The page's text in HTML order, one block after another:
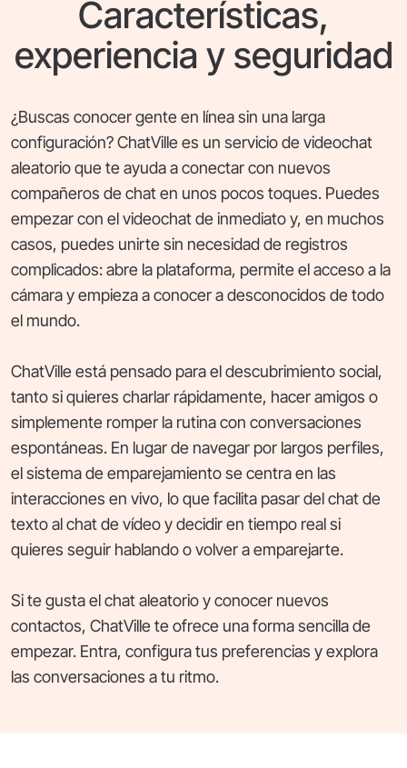
Características,
experiencia y seguridad
¿Buscas conocer gente en línea sin una larga
configuración? ChatVille es un servicio de videochat
aleatorio que te ayuda a conectar con nuevos
compañeros de chat en unos pocos toques. Puedes
empezar con el videochat de inmediato y, en muchos
casos, puedes unirte sin necesidad de registros
complicados: abre la plataforma, permite el acceso a la
cámara y empieza a conocer a desconocidos de todo
el mundo.
ChatVille está pensado para el descubrimiento social,
tanto si quieres charlar rápidamente, hacer amigos o
simplemente romper la rutina con conversaciones
espontáneas. En lugar de navegar por largos perfiles,
el sistema de emparejamiento se centra en las
interacciones en vivo, lo que facilita pasar del chat de
texto al chat de vídeo y decidir en tiempo real si
quieres seguir hablando o volver a emparejarte.
Si te gusta el chat aleatorio y conocer nuevos
contactos, ChatVille te ofrece una forma sencilla de
empezar. Entra, configura tus preferencias y explora
las conversaciones a tu ritmo.